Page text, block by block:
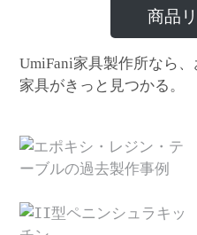
商品
UmiFani家具製作所なら
家具がきっと見つかる。